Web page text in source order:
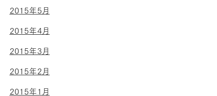
2015年5月
2015年4月
2015年3月
2015年2月
2015年1月